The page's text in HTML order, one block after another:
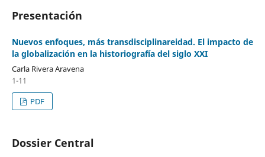
Presentación
Nuevos enfoques, más transdisciplinareidad. El impacto de
la globalización en la historiografía del siglo XXI
Carla Rivera Aravena
1-11
PDF
Dossier Central